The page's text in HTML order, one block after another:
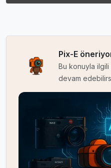
Pix-E
Bu konuyla
devam